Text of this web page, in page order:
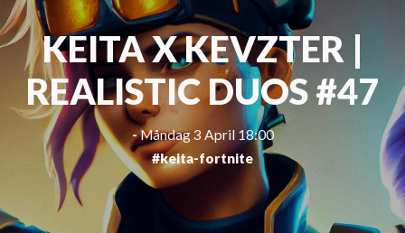
KEITA X KEVZTER |
REALISTIC DUOS #47
-Måndag 3 April 18:00
#keita-fortnite